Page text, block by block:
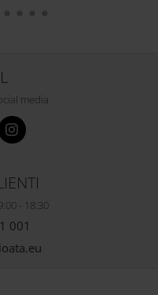
media
- 18:30
001